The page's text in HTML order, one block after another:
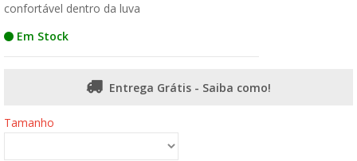
confortável dentro da luva
Em Stock
Entrega Grátis - Saiba como!
Tamanho